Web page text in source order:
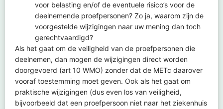
voor belasting en/of de eventuele risico’s voor de
deelnemende proefpersonen? Zo ja, waarom zijn de
voorgestelde wijzigingen naar uw mening dan toch
gerechtvaardigd?
Als het gaat om de veiligheid van de proefpersonen die
deelnemen, dan mogen de wijzigingen direct worden
doorgevoerd (art 10 WMO) zonder dat de METc daarover
vooraf toestemming moet geven. Ook als het gaat om
praktische wijzigingen (dus even los van veiligheid,
bijvoorbeeld dat een proefpersoon niet naar het ziekenhuis